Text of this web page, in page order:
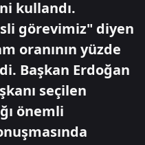
kullandı.
görevimiz" diyen
oranının yüzde
Başkan Erdoğan
seçilen
önemli